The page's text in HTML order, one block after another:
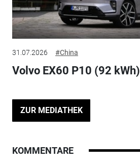
31.07.2026 #China
Volvo EX60 P10 (92 kWh)
ZUR MEDIATHEK
KOMMENTARE